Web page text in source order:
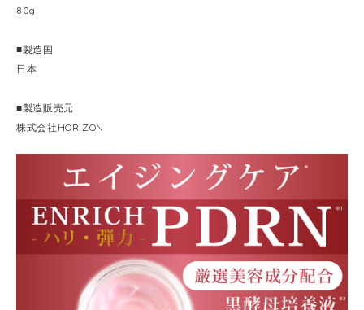
80g
■製造国
日本
■製造販売元
株式会社HORIZON